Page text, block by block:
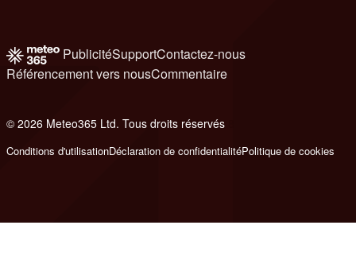
PublicitéSupportContactez-nous
Référencement vers nousCommentaire
© 2026 Meteo365 Ltd. Tous droits réservés
Conditions d'utilisationDéclaration de confidentialitéPolitique de cookies